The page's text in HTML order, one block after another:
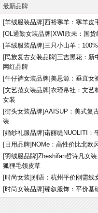
最新品牌
[羊绒服装品牌]西裕寒羊：寒羊皮
[OL通勤女装品牌]XWI欣未：国货
[羊绒服装品牌]三只小山羊：
[民族复古女装品牌]三吉黑花：新
网红品牌
[牛仔裤女装品牌]美思源：垂直女
[文艺范女装品牌]衣瑾帛社：文艺
女装
[街头女装品牌]AAISUP：美式复
装
[婚纱礼服品牌]诺丽缇NUOLITI：
[ 日用品牌] NOMe：高性价比北欧
[羽绒服品牌]Zheshifan哲诗凡女
狐狸毛领皮草
[时尚女装]别语：杭州平价刚需线
[时尚女装品牌]臻叙服饰：平价基